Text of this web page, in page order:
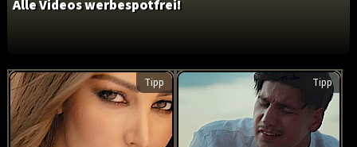
Alle Videos werbespotfrei!
Tipp Tipp